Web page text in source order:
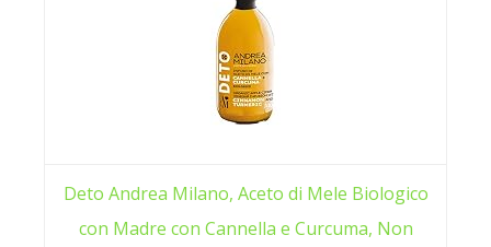
Deto Andrea Milano, Aceto di Mele Biologico
con Madre con Cannella e Curcuma, Non